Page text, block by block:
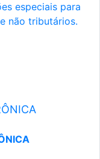
especiais para
não tributários.